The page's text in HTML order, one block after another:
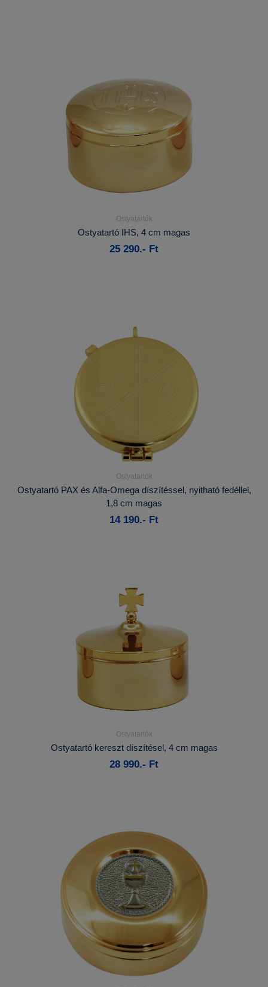
Részletek...
Kosárba
Ostyatartók
Ostyatartó IHS, 4 cm magas
25 290.- Ft
Részletek...
Kosárba
Ostyatartók
Ostyatartó PAX és Alfa-Omega díszítéssel, nyitható fedéllel,
1,8 cm magas
14 190.- Ft
Részletek...
Kosárba
Ostyatartók
Ostyatartó kereszt díszítésel, 4 cm magas
28 990.- Ft